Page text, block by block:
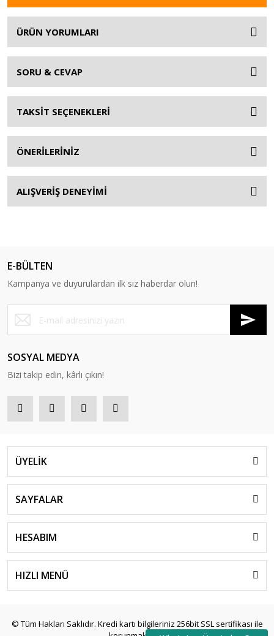
ÜRÜN YORUMLARI
SORU & CEVAP
TAKSİT SEÇENEKLERİ
ÖNERİLERİNİZ
ALIŞVERİŞ DENEYİMİ
E-BÜLTEN
Kampanya ve duyurulardan ilk siz haberdar olun!
SOSYAL MEDYA
Bizi takip edin, kârlı çıkın!
ÜYELİK
SAYFALAR
HESABIM
HIZLI MENÜ
© Tüm Hakları Saklıdır. Kredi kartı bilgileriniz 256bit SSL sertifikası ile